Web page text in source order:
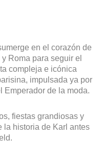
en el corazón de
Roma para seguir el
compleja e icónica
impulsada ya por
Emperador de la moda.
fiestas grandiosas y
la historia de Karl antes